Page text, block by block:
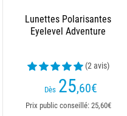
Lunettes Polarisantes
Eyelevel Adventure
(2 avis)
Dès 25,60€
Prix public conseillé: 25,60€